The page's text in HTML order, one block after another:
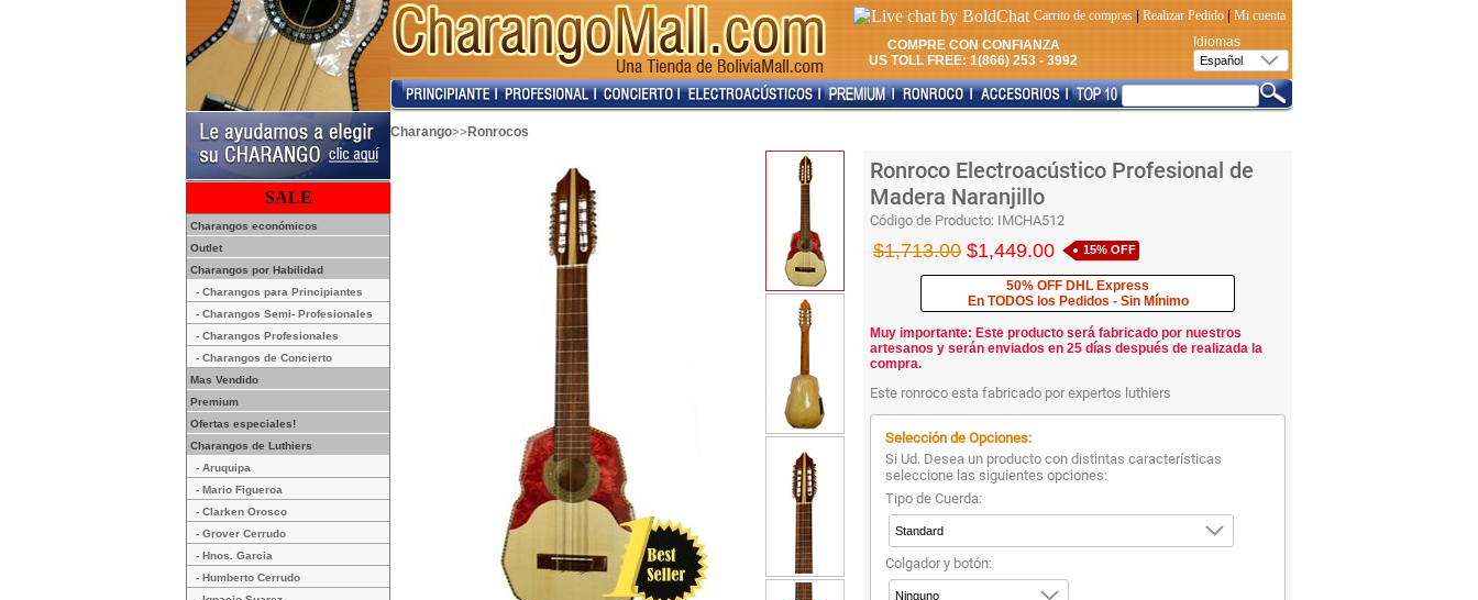
Carrito de compras Realizar Pedido
Mi cuenta
COMPRE CON CONFIANZA
US TOLL FREE: 1(866) 253 - 3992
Idiomas
SALE
Charangos económicos
Outlet
Charangos por Habilidad
- Charangos para Principiantes
- Charangos Semi- Profesionales
- Charangos Profesionales
- Charangos de Concierto
Mas Vendido
Premium
Ofertas especiales!
Charangos de Luthiers
- Aruquipa
- Mario Figueroa
- Clarken Orosco
- Grover Cerrudo
- Hnos. Garcia
- Humberto Cerrudo
Charango>> Ronrocos
Ronroco Electroacústico Profesional de
Madera Naranjillo
Código de Producto: IMCHA512
$1,713.00 $1,449.00 15% OFF
50% OFF DHL Express
En TODOS los Pedidos - Sin Mínimo
Muy importante: Este producto será fabricado por nuestros
artesanos y serán enviados en 25 días después de realizada la
compra.
Este ronroco esta fabricado por expertos luthiers
Selección de Opciones:
Si Ud. Desea un producto con distintas características
seleccione las siguientes opciones:
Tipo de Cuerda:
Colgador y botón: